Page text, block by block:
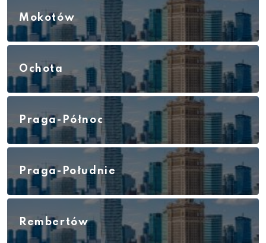
Mokotów
Ochota
Praga-Północ
Praga-Południe
Rembertów